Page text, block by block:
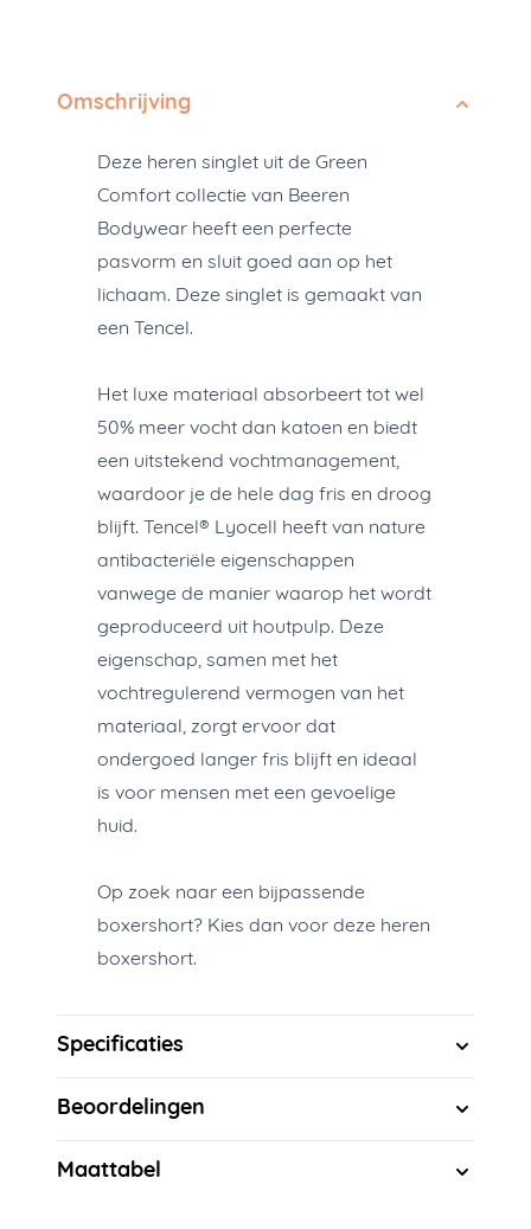
Omschrijving
Deze heren singlet uit de Green
Comfort collectie van Beeren
Bodywear heeft een perfecte
pasvorm en sluit goed aan op het
lichaam. Deze singlet is gemaakt van
een Tencel.
Het luxe materiaal absorbeert tot wel
50% meer vocht dan katoen en biedt
een uitstekend vochtmanagement,
waardoor je de hele dag fris en droog
blijft. Tencel® Lyocell heeft van nature
antibacteriële eigenschappen
vanwege de manier waarop het wordt
geproduceerd uit houtpulp. Deze
eigenschap, samen met het
vochtregulerend vermogen van het
materiaal, zorgt ervoor dat
ondergoed langer fris blijft en ideaal
is voor mensen met een gevoelige
huid.
Op zoek naar een bijpassende
boxershort? Kies dan voor deze heren
boxershort.
Specificaties
Beoordelingen
Maattabel